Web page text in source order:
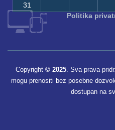
31
Politika
Copyright © 2025. Sva prava
mogu prenositi bez posebne
dostupan na